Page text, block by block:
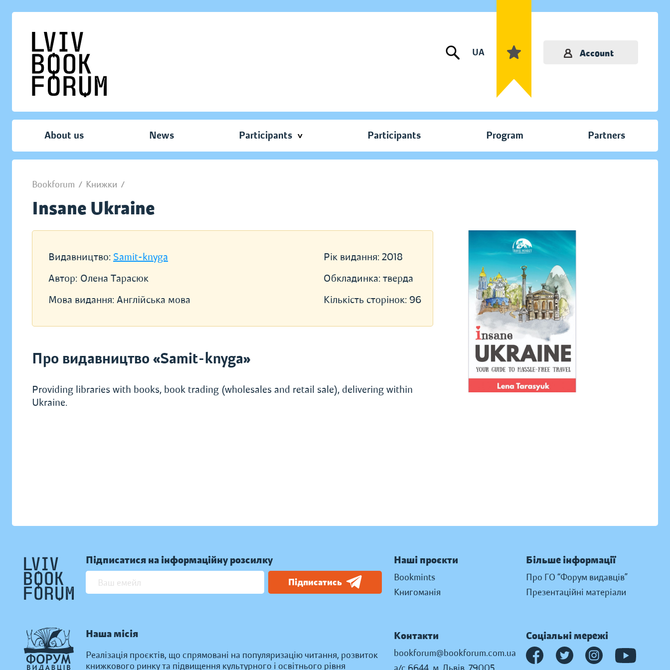
UA Account
About us News Participants Participants Program Partners
Bookforum / Книжки /
Insane Ukraine
Видавництво: Samit-knyga
Автор: Олена Тарасюк
Мова видання: Англійська мова
Рік видання: 2018
Обкладинка: тверда
Кількість сторінок: 96
Про видавництво «Samit-knyga»
Providing libraries with books, book trading (wholesales and retail sale), delivering within
Ukraine.
Підписатися на інформаційну розсилку
Підписатись
Наша місія
Реалізація проєктів, що спрямовані на популяризацію читання, розвиток
книжкового ринку та підвищення культурного і освітнього рівня
Наші проєкти
Bookmints
Книгоманія
Більше інформації
Про ГО “Форум видавців”
Презентаційні матеріали
Контакти
bookforum@bookforum.com.ua
Соціальні мережі